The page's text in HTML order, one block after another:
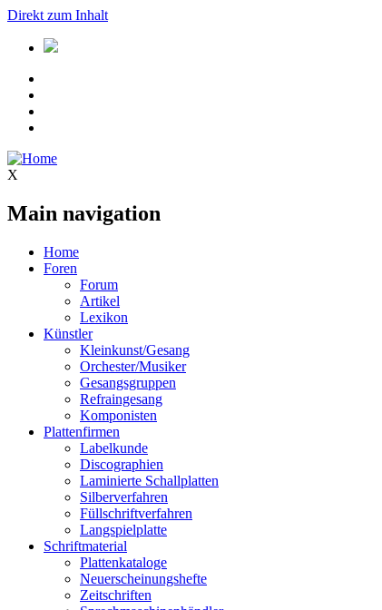
Direkt zum Inhalt
X
Main navigation
Home
Foren
Forum
Artikel
Lexikon
Künstler
Kleinkunst/Gesang
Orchester/Musiker
Gesangsgruppen
Refraingesang
Komponisten
Plattenfirmen
Labelkunde
Discographien
Laminierte Schallplatten
Silberverfahren
Füllschriftverfahren
Langspielplatte
Schriftmaterial
Plattenkataloge
Neuerscheinungshefte
Zeitschriften